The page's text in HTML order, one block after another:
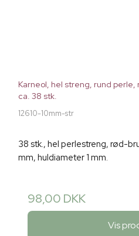
Karneol, hel streng, rund
ca. 38 stk.
12610-10mm-str
38 stk., hel perlestreng, rød-
mm, huldiameter 1 mm.
98,00 DKK
Vis